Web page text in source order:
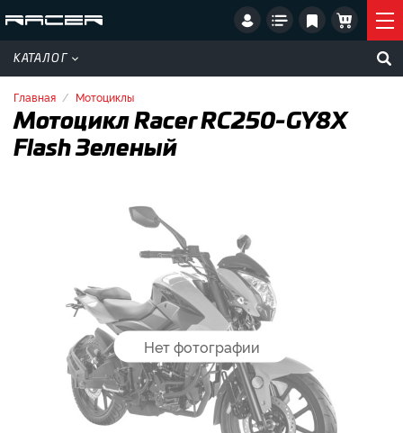
КАТАЛОГ
Главная Мотоциклы
Мотоцикл Racer RC250-GY8X
Flash Зеленый
Нет фотографии